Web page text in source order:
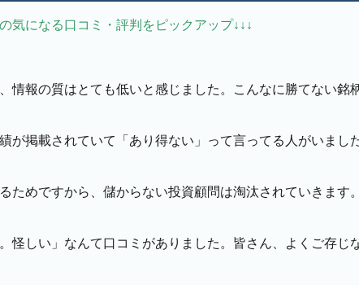
の気になる口コミ・評判をピックアップ↓↓↓
情報の質はとても低いと感じました。こんなに勝てない銘
が掲載されていて「あり得ない」って言ってる人がいました
ためですから、儲からない投資顧問は淘汰されていきます
怪しい」なんて口コミがありました。皆さん、よくご存じ